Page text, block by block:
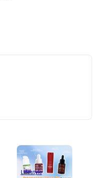
Lifestyle